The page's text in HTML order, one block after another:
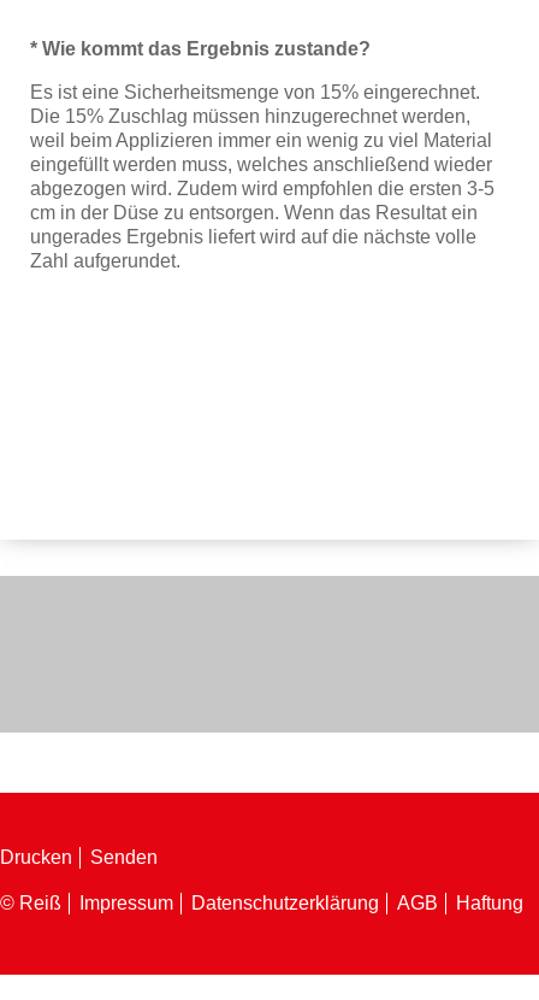
* Wie kommt das Ergebnis zustande?
Es ist eine Sicherheitsmenge von 15% eingerechnet.
Die 15% Zuschlag müssen hinzugerechnet werden,
weil beim Applizieren immer ein wenig zu viel Material
eingefüllt werden muss, welches anschließend wieder
abgezogen wird. Zudem wird empfohlen die ersten 3-5
cm in der Düse zu entsorgen. Wenn das Resultat ein
ungerades Ergebnis liefert wird auf die nächste volle
Zahl aufgerundet.
Drucken Senden
© Reiß Impressum Datenschutzerklärung AGB Haftung